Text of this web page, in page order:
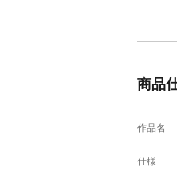
商品
作品名
仕様